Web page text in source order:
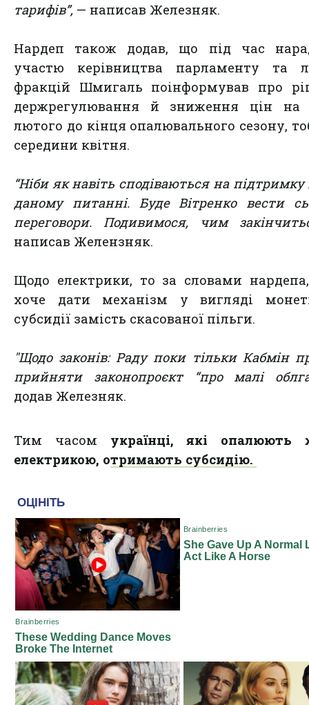
тарифів”, — написав Железняк.
Нардеп також додав, що під час
участю керівництва парламенту та
фракцій Шмигаль поінформував про
держрегулювання й зниження цін на
лютого до кінця опалювального сезону,
середини квітня.
“Ніби як навіть сподіваються на
даному питанні. Буде Вітренко вести
переговори. Подивимося, чим
написав Желензняк.
Щодо електрики, то за словами
хоче дати механізм у вигляді
субсидії замість скасованої пільги.
"Щодо законів: Раду поки тільки Кабмін
прийняти законопроєкт “про малі
додав Железняк.
Тим часом українці, які опалюють
електрикою, отримають субсидію.